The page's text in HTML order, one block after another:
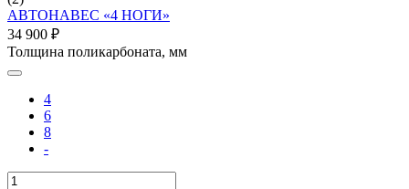
АВТОНАВЕС «4 НОГИ»
34 900 ₽
Толщина поликарбоната, мм
4
6
8
-